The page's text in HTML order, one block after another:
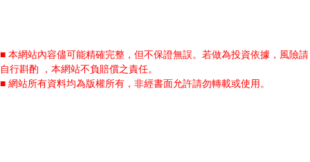
■ 本網站內容儘可能精確完整，但不保證無誤。若做為投資依據，風險請
自行斟酌 ，本網站不負賠償之責任。
■ 網站所有資料均為版權所有，非經書面允許請勿轉載或使用。